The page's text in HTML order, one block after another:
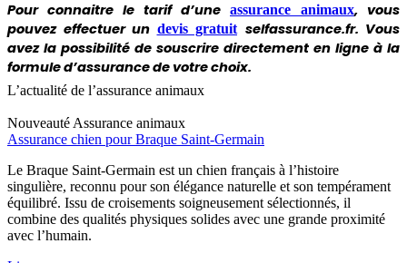
Pour connaitre le tarif d’une assurance animaux, vous
pouvez effectuer un devis gratuit selfassurance.fr. Vous
avez la possibilité de souscrire directement en ligne à la
formule d’assurance de votre choix.
L’actualité de l’assurance animaux
Nouveauté Assurance animaux
Assurance chien pour Braque Saint-Germain
Le Braque Saint-Germain est un chien français à l’histoire
singulière, reconnu pour son élégance naturelle et son tempérament
équilibré. Issu de croisements soigneusement sélectionnés, il
combine des qualités physiques solides avec une grande proximité
avec l’humain.